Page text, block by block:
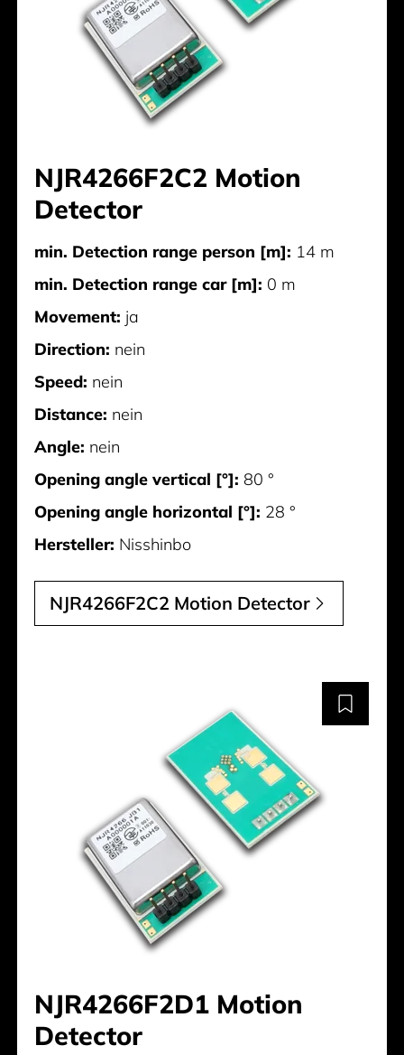
NJR4266F2C2 Motion
Detector
min. Detection range person [m]: 14 m
min. Detection range car [m]: 0 m
Movement: ja
Direction: nein
Speed: nein
Distance: nein
Angle: nein
Opening angle vertical [°]: 80 °
Opening angle horizontal [°]: 28 °
Hersteller: Nisshinbo
NJR4266F2C2 Motion Detector
NJR4266F2D1 Motion
Detector